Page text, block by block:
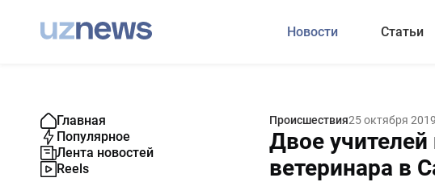
Новости Статьи
Главная
Популярное
Лента новостей
Reels
Происшествия25 октября 2019
Двое
ветеринара в